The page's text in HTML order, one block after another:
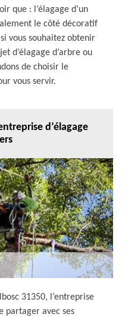
que : l’élagage d’un
le côté décoratif
vous souhaitez obtenir
d’élagage d’arbre ou
de choisir le
vous servir.
d’élagage
31350, l‘entreprise
partager avec ses